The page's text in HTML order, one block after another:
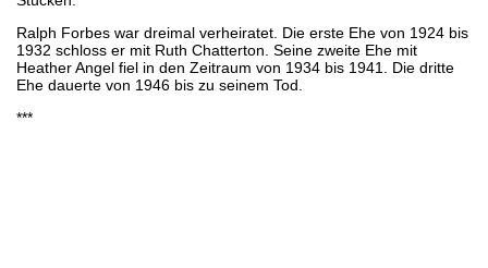
Ralph Forbes war dreimal verheiratet. Die erste Ehe von 1924 bis
1932 schloss er mit Ruth Chatterton. Seine zweite Ehe mit
Heather Angel fiel in den Zeitraum von 1934 bis 1941. Die dritte
Ehe dauerte von 1946 bis zu seinem Tod.
***